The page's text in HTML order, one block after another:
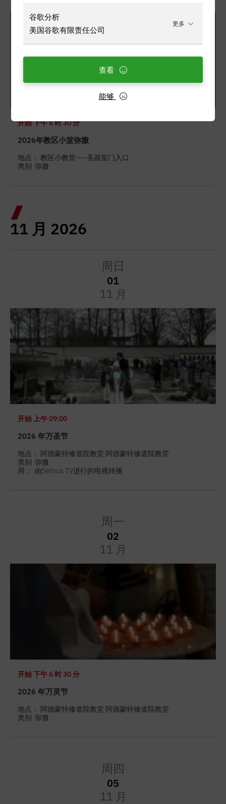
开始下午 6 时 30 分
2026年教区小堂弥撒
地点： 教区小教堂——圣器室门入口
类别 弥撒
11 月 2026
周日
01
11 月
开始上午 09:00
2026 年万圣节
地点： 阿德蒙特修道院教堂 阿德蒙特修道院教堂
类别 弥撒
用： 由Servus TV进行的电视转播
周一
02
11 月
开始下午 6 时 30 分
2026 年万灵节
地点： 阿德蒙特修道院教堂 阿德蒙特修道院教堂
类别 弥撒
周四
05
11 月
谷歌分析
美国谷歌有限责任公司
更多
能够
查看